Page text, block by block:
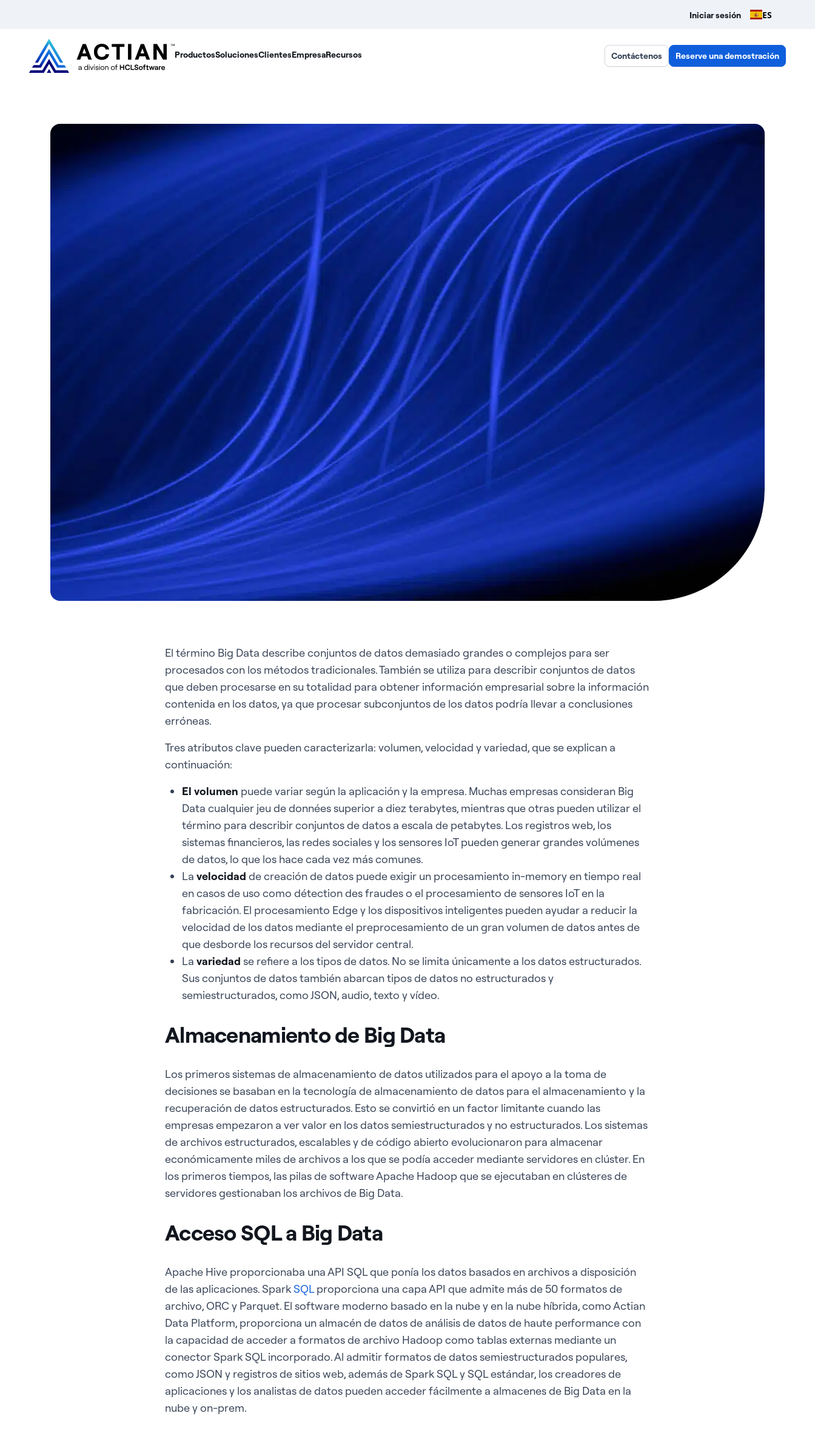
Iniciar sesión ES
ProductosSolucionesClientesEmpresaRecursos Contáctenos Reserve una demostración
¿Qué es el Big Data?
El término Big Data describe conjuntos de datos demasiado grandes o complejos para ser
procesados con los métodos tradicionales. También se utiliza para describir conjuntos de datos
que deben procesarse en su totalidad para obtener información empresarial sobre la información
contenida en los datos, ya que procesar subconjuntos de los datos podría llevar a conclusiones
erróneas.
Tres atributos clave pueden caracterizarla: volumen, velocidad y variedad, que se explican a
continuación:
El volumen puede variar según la aplicación y la empresa. Muchas empresas consideran Big
Data cualquier jeu de données superior a diez terabytes, mientras que otras pueden utilizar el
término para describir conjuntos de datos a escala de petabytes. Los registros web, los
sistemas financieros, las redes sociales y los sensores IoT pueden generar grandes volúmenes
de datos, lo que los hace cada vez más comunes.
La velocidad de creación de datos puede exigir un procesamiento in-memory en tiempo real
en casos de uso como détection des fraudes o el procesamiento de sensores IoT en la
fabricación. El procesamiento Edge y los dispositivos inteligentes pueden ayudar a reducir la
velocidad de los datos mediante el preprocesamiento de un gran volumen de datos antes de
que desborde los recursos del servidor central.
La variedad se refiere a los tipos de datos. No se limita únicamente a los datos estructurados.
Sus conjuntos de datos también abarcan tipos de datos no estructurados y
semiestructurados, como JSON, audio, texto y vídeo.
Almacenamiento de Big Data
Los primeros sistemas de almacenamiento de datos utilizados para el apoyo a la toma de
decisiones se basaban en la tecnología de almacenamiento de datos para el almacenamiento y la
recuperación de datos estructurados. Esto se convirtió en un factor limitante cuando las
empresas empezaron a ver valor en los datos semiestructurados y no estructurados. Los sistemas
de archivos estructurados, escalables y de código abierto evolucionaron para almacenar
económicamente miles de archivos a los que se podía acceder mediante servidores en clúster. En
los primeros tiempos, las pilas de software Apache Hadoop que se ejecutaban en clústeres de
servidores gestionaban los archivos de Big Data.
Acceso SQL a Big Data
Apache Hive proporcionaba una API SQL que ponía los datos basados en archivos a disposición
de las aplicaciones. SparkSQLproporciona una capa API que admite más de 50 formatos de
archivo, ORC y Parquet. El software moderno basado en la nube y en la nube híbrida, como Actian
Data Platform, proporciona un almacén de datos de análisis de datos de haute performance con
la capacidad de acceder a formatos de archivo Hadoop como tablas externas mediante un
conector Spark SQL incorporado. Al admitir formatos de datos semiestructurados populares,
como JSON y registros de sitios web, además de Spark SQL y SQL estándar, los creadores de
aplicaciones y los analistas de datos pueden acceder fácilmente a almacenes de Big Data en la
nube y on-prem.